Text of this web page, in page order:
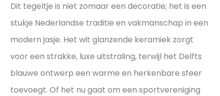
m
i
e
k
j
o
e
g
Dit tegeltje is niet zomaar een decoratie; het is een
stukje Nederlandse traditie en vakmanschap in een
modern jasje. Het wit glanzende keramiek zorgt
voor een strakke, luxe uitstraling, terwijl het Delfts
blauwe ontwerp een warme en herkenbare sfeer
toevoegt. Of het nu gaat om een sportvereniging